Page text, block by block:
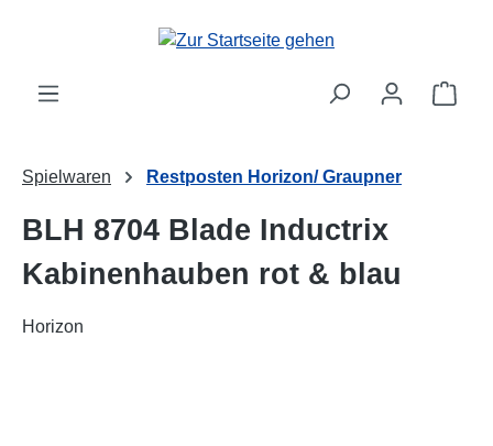
Spielwaren Restposten Horizon/ Graupner
BLH 8704 Blade Inductrix
Kabinenhauben rot & blau
Horizon